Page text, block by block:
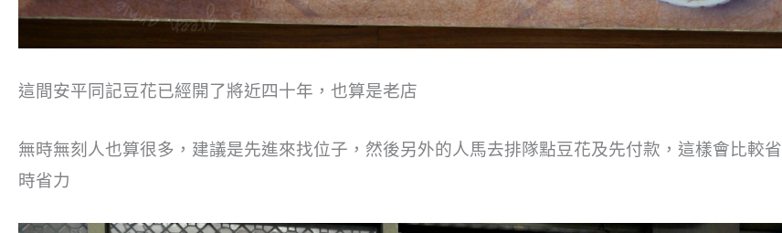
這間安平同記豆花已經開了將近四十年，也算是老店
無時無刻人也算很多，建議是先進來找位子，然後另外的人馬去排隊點豆花及先付款，這樣會比較省
時省力